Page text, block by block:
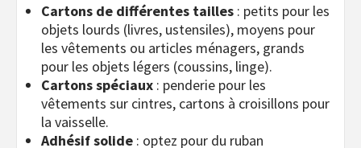
Cartons de différentes tailles : petits pour les
objets lourds (livres, ustensiles), moyens pour
les vêtements ou articles ménagers, grands
pour les objets légers (coussins, linge).
Cartons spéciaux : penderie pour les
vêtements sur cintres, cartons à croisillons pour
la vaisselle.
Adhésif solide : optez pour du ruban